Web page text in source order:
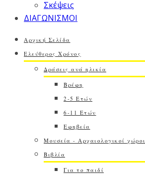
Σκέψεις
ΔΙΑΓΩΝΙΣΜΟΙ
Αρχική Σελίδα
Ελεύθερος Χρόνος
Δράσεις ανά ηλικία
Βρέφη
2-5 Ετών
6-11 Ετών
Εφηβεία
Μουσεία - Αρχαιολογικοί χώροι
Βιβλία
Για το παιδί